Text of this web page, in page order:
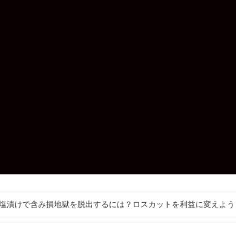
漬けで含み損地獄を脱出するには？ロスカットを利益に変えよう